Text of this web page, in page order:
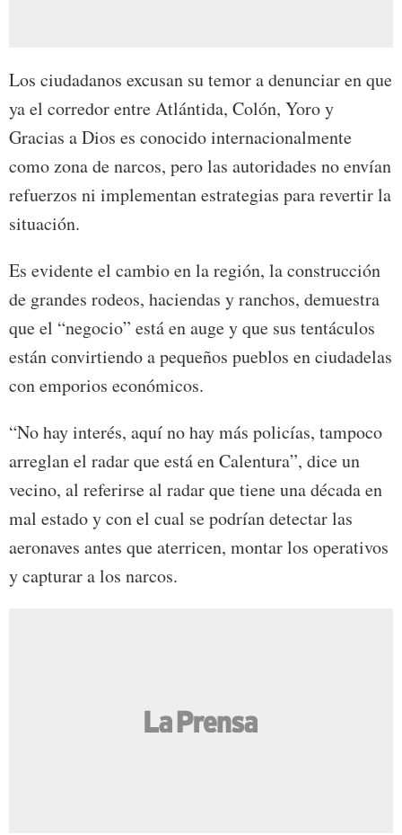
Los ciudadanos excusan su temor a denunciar en que
ya el corredor entre Atlántida, Colón, Yoro y
Gracias a Dios es conocido internacionalmente
como zona de narcos, pero las autoridades no envían
refuerzos ni implementan estrategias para revertir la
situación.
Es evidente el cambio en la región, la construcción
de grandes rodeos, haciendas y ranchos, demuestra
que el “negocio” está en auge y que sus tentáculos
están convirtiendo a pequeños pueblos en ciudadelas
con emporios económicos.
“No hay interés, aquí no hay más policías, tampoco
arreglan el radar que está en Calentura”, dice un
vecino, al referirse al radar que tiene una década en
mal estado y con el cual se podrían detectar las
aeronaves antes que aterricen, montar los operativos
y capturar a los narcos.